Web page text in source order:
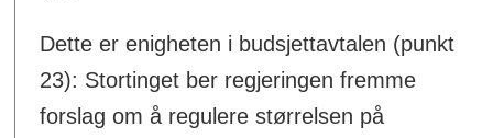
Dette er enigheten i budsjettavtalen (punkt
23): Stortinget ber regjeringen fremme
forslag om å regulere størrelsen på